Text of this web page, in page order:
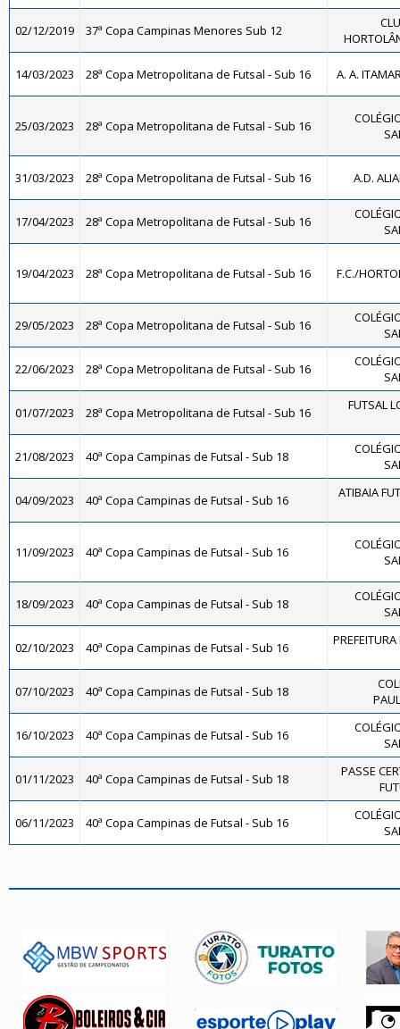
02/12/2019 37ª Copa Campinas Menores Sub 12
14/03/2023 28ª Copa Metropolitana de Futsal - Sub 16 A. A.
25/03/2023 28ª Copa Metropolitana de Futsal - Sub 16
31/03/2023 28ª Copa Metropolitana de Futsal - Sub 16 A.D.
17/04/2023 28ª Copa Metropolitana de Futsal - Sub 16
19/04/2023 28ª Copa Metropolitana de Futsal - Sub 16 F.C./
29/05/2023 28ª Copa Metropolitana de Futsal - Sub 16
22/06/2023 28ª Copa Metropolitana de Futsal - Sub 16
01/07/2023 28ª Copa Metropolitana de Futsal - Sub 16 FUTSAL
21/08/2023 40ª Copa Campinas de Futsal - Sub 18
04/09/2023 40ª Copa Campinas de Futsal - Sub 16 ATIBAIA
11/09/2023 40ª Copa Campinas de Futsal - Sub 16
18/09/2023 40ª Copa Campinas de Futsal - Sub 18
02/10/2023 40ª Copa Campinas de Futsal - Sub 16
07/10/2023 40ª Copa Campinas de Futsal - Sub 18
16/10/2023 40ª Copa Campinas de Futsal - Sub 16
01/11/2023 40ª Copa Campinas de Futsal - Sub 18
PASSE
06/11/2023 40ª Copa Campinas de Futsal - Sub 16